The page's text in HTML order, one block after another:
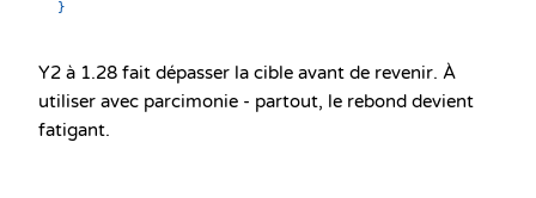
}
Y2 à 1.28 fait dépasser la cible avant de revenir. À
utiliser avec parcimonie - partout, le rebond devient
fatigant.